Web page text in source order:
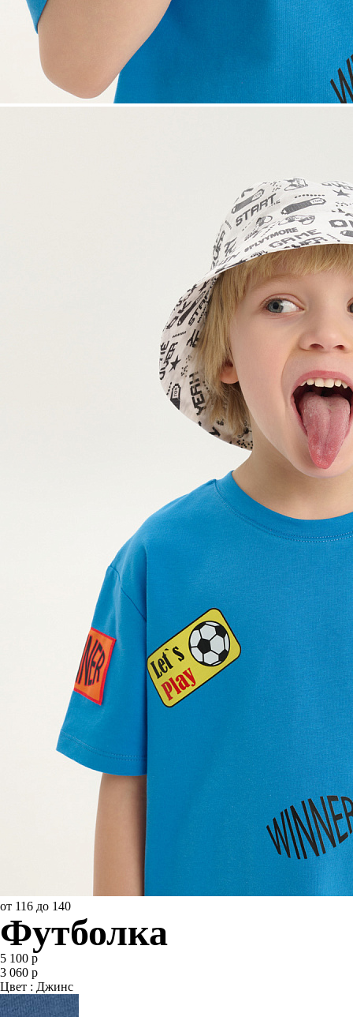
от 116 до 140
Футболка
5 100 р
3 060 р
Цвет : Джинс